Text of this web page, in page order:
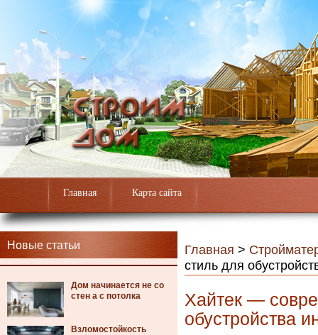
Главная Карта сайта
Новые статьи
Дом начинается не со
стен а с потолка
Взломостойкость
Главная >
стиль для
Хайтек —
обустройства